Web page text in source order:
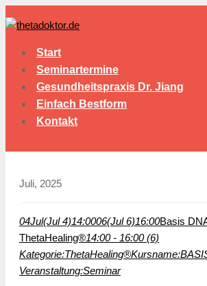
Start
Seminartermine
Gesundheitspraxis Dr. Jiang
Einfach Bestform
Kontakt
Juli, 2025
04Jul(Jul 4)14:0006(Jul 6)16:00Basis
ThetaHealing®14:00 - 16:00 (6)
Kategorie:ThetaHealing®Kursname:
Veranstaltung:Seminar